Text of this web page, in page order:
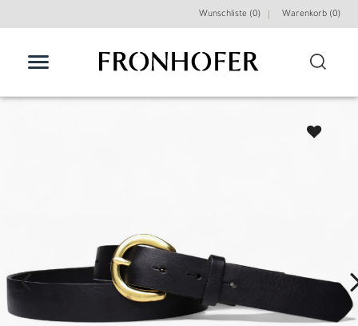
Wunschliste (0) Warenkorb (0)